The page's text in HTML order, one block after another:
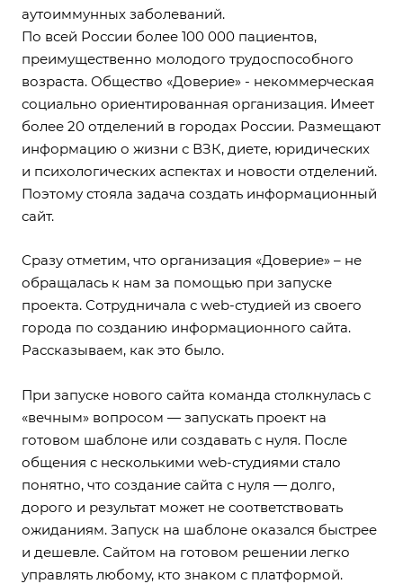
аутоиммунных заболеваний.
По всей России более 100 000 пациентов,
преимущественно молодого трудоспособного
возраста. Общество «Доверие» - некоммерческая
социально ориентированная организация. Имеет
более 20 отделений в городах России. Размещают
информацию о жизни с ВЗК, диете, юридических
и психологических аспектах и новости отделений.
Поэтому стояла задача создать информационный
сайт.
Сразу отметим, что организация «Доверие» – не
обращалась к нам за помощью при запуске
проекта. Сотрудничала с web-студией из своего
города по созданию информационного сайта.
Рассказываем, как это было.
При запуске нового сайта команда столкнулась с
«вечным» вопросом — запускать проект на
готовом шаблоне или создавать с нуля. После
общения с несколькими web-студиями стало
понятно, что создание сайта с нуля — долго,
дорого и результат может не соответствовать
ожиданиям. Запуск на шаблоне оказался быстрее
и дешевле. Сайтом на готовом решении легко
управлять любому, кто знаком с платформой.